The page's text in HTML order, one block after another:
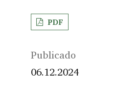
PDF
Publicado
06.12.2024